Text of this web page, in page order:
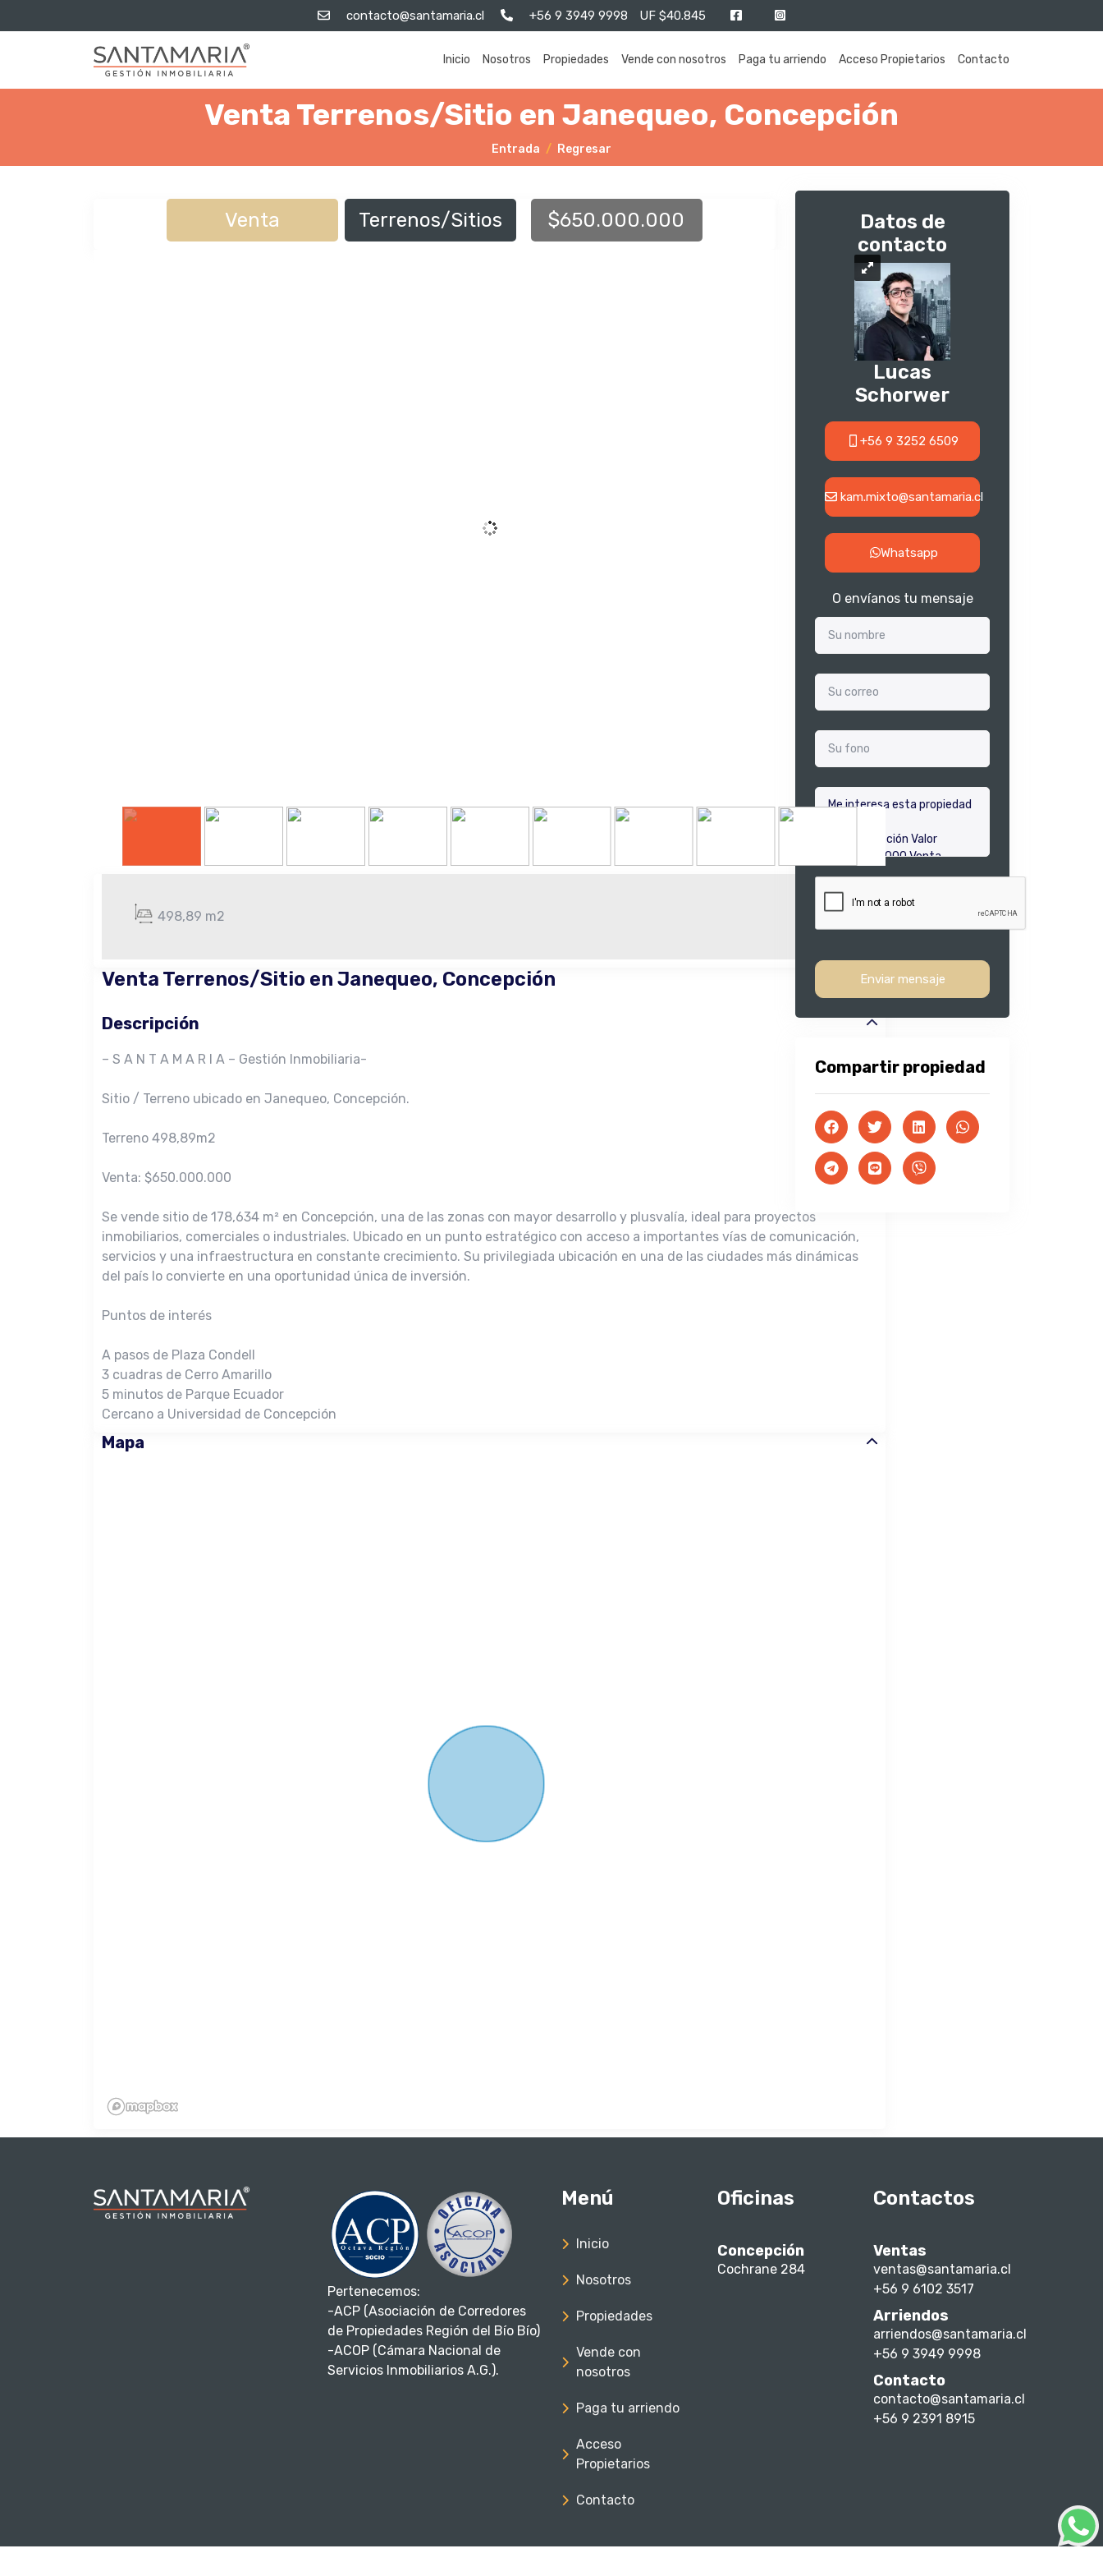
contacto@santamaria.cl +56 9 3949 9998 UF $40.845
Inicio Nosotros Propiedades Vende con nosotros Paga tu arriendo Acceso Propietarios Contacto
Venta Terrenos/Sitio en Janequeo, Concepción
Entrada Regresar
Venta Terrenos/Sitios $650.000.000
498,89 m2
Venta Terrenos/Sitio en Janequeo, Concepción
Descripción
– S A N T A M A R I A – Gestión Inmobiliaria-
Sitio / Terreno ubicado en Janequeo, Concepción.
Terreno 498,89m2
Venta: $650.000.000
Se vende sitio de 178,634 m² en Concepción, una de las zonas con mayor desarrollo y plusvalía, ideal para proyectos
inmobiliarios, comerciales o industriales. Ubicado en un punto estratégico con acceso a importantes vías de comunicación,
servicios y una infraestructura en constante crecimiento. Su privilegiada ubicación en una de las ciudades más dinámicas
del país lo convierte en una oportunidad única de inversión.
Puntos de interés
A pasos de Plaza Condell
3 cuadras de Cerro Amarillo
5 minutos de Parque Ecuador
Cercano a Universidad de Concepción
Mapa
Datos de
contacto
Lucas
Schorwer
+56 9 3252 6509
kam.mixto@santamaria.cl
Whatsapp
O envíanos tu mensaje
Enviar mensaje
Compartir propiedad
Pertenecemos:
-ACP (Asociación de Corredores
de Propiedades Región del Bío Bío)
-ACOP (Cámara Nacional de
Servicios Inmobiliarios A.G.).
Menú
Inicio
Nosotros
Propiedades
Vende con
nosotros
Paga tu arriendo
Acceso
Propietarios
Contacto
Oficinas
Concepción
Cochrane 284
Contactos
Ventas
ventas@santamaria.cl
+56 9 6102 3517
Arriendos
arriendos@santamaria.cl
+56 9 3949 9998
Contacto
contacto@santamaria.cl
+56 9 2391 8915